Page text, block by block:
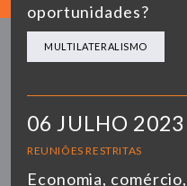
oportunidades?
MULTILATERALISMO
06 JULHO 2023
REUNIÕES RESTRITAS
Economia,